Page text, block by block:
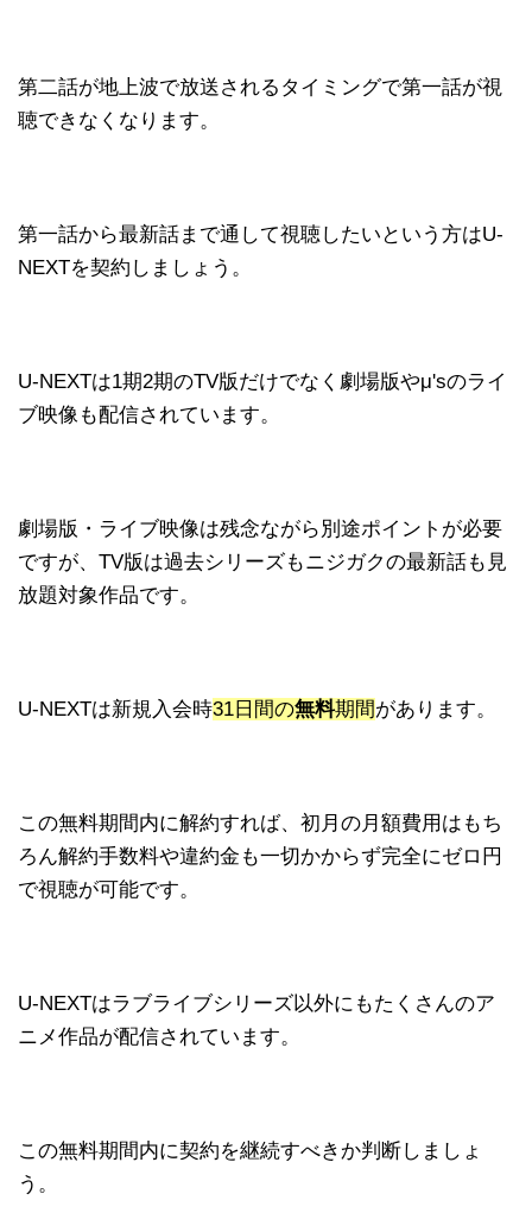
第二話が地上波で放送されるタイミングで第一話が視
聴できなくなります。
第一話から最新話まで通して視聴したいという方はU-
NEXTを契約しましょう。
U-NEXTは1期2期のTV版だけでなく劇場版やμ'sのライ
ブ映像も配信されています。
劇場版・ライブ映像は残念ながら別途ポイントが必要
ですが、TV版は過去シリーズもニジガクの最新話も見
放題対象作品です。
U-NEXTは新規入会時31日間の無料期間があります。
この無料期間内に解約すれば、初月の月額費用はもち
ろん解約手数料や違約金も一切かからず完全にゼロ円
で視聴が可能です。
U-NEXTはラブライブシリーズ以外にもたくさんのア
ニメ作品が配信されています。
この無料期間内に契約を継続すべきか判断しましょ
う。